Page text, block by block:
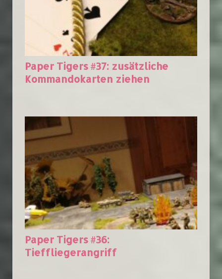
Paper Tigers #37: zusätzliche
Kommandokarten ziehen
Paper Tigers #36:
Tieffliegerangriff